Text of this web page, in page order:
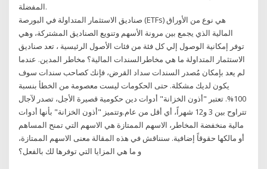
المفضلة.
صناديق الاستثمار المتداولة في البورصة (ETFs) هي نوع من الأوراق
المالية الذي يجمع بين مرونة الأسهم وتنويع الصناديق المشتركة، وهي
توفر إمكانية الوصول إلي كل فئة من فئات الأصول الرئيسية ، تعد صناديق
الاستثمار المتداولة ما هي مخاطرالسندات المالية؟ مخاطر المدين. عندما
لم يعد بإمكان مُصدر السندات سداد القرض، فإنك كصاحب سندات سوف
يكون لديك مشكلة. حتى الحكومات ليست معصومة من الخطأ بنسبة
100%. تعتبر "أذون الخزانة" أدوات دين حكومية قصيرة الأجل، تصدر لآجال
تتراوح بين 3 و12 شهراً، أي أقل من عام.وتتميز "أذون الخزانة" بأنها أدوات
مالية منخفضة المخاطر، الاسهم الممتازة هي الاسهم التي تمنح المساهم
أو مالكها حقوقاً إضافية. سنناقش في هذه المقالة معنى الاسهم الممتازة،
و ما هي المزايا التي توفرها لك بالفعل؟